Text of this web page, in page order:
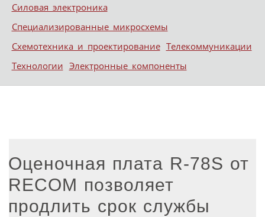
Силовая электроника
Специализированные микросхемы
Схемотехника и проектирование Телекоммуникации
Технологии Электронные компоненты
Оценочная плата R-78S от
RECOM позволяет
продлить срок службы